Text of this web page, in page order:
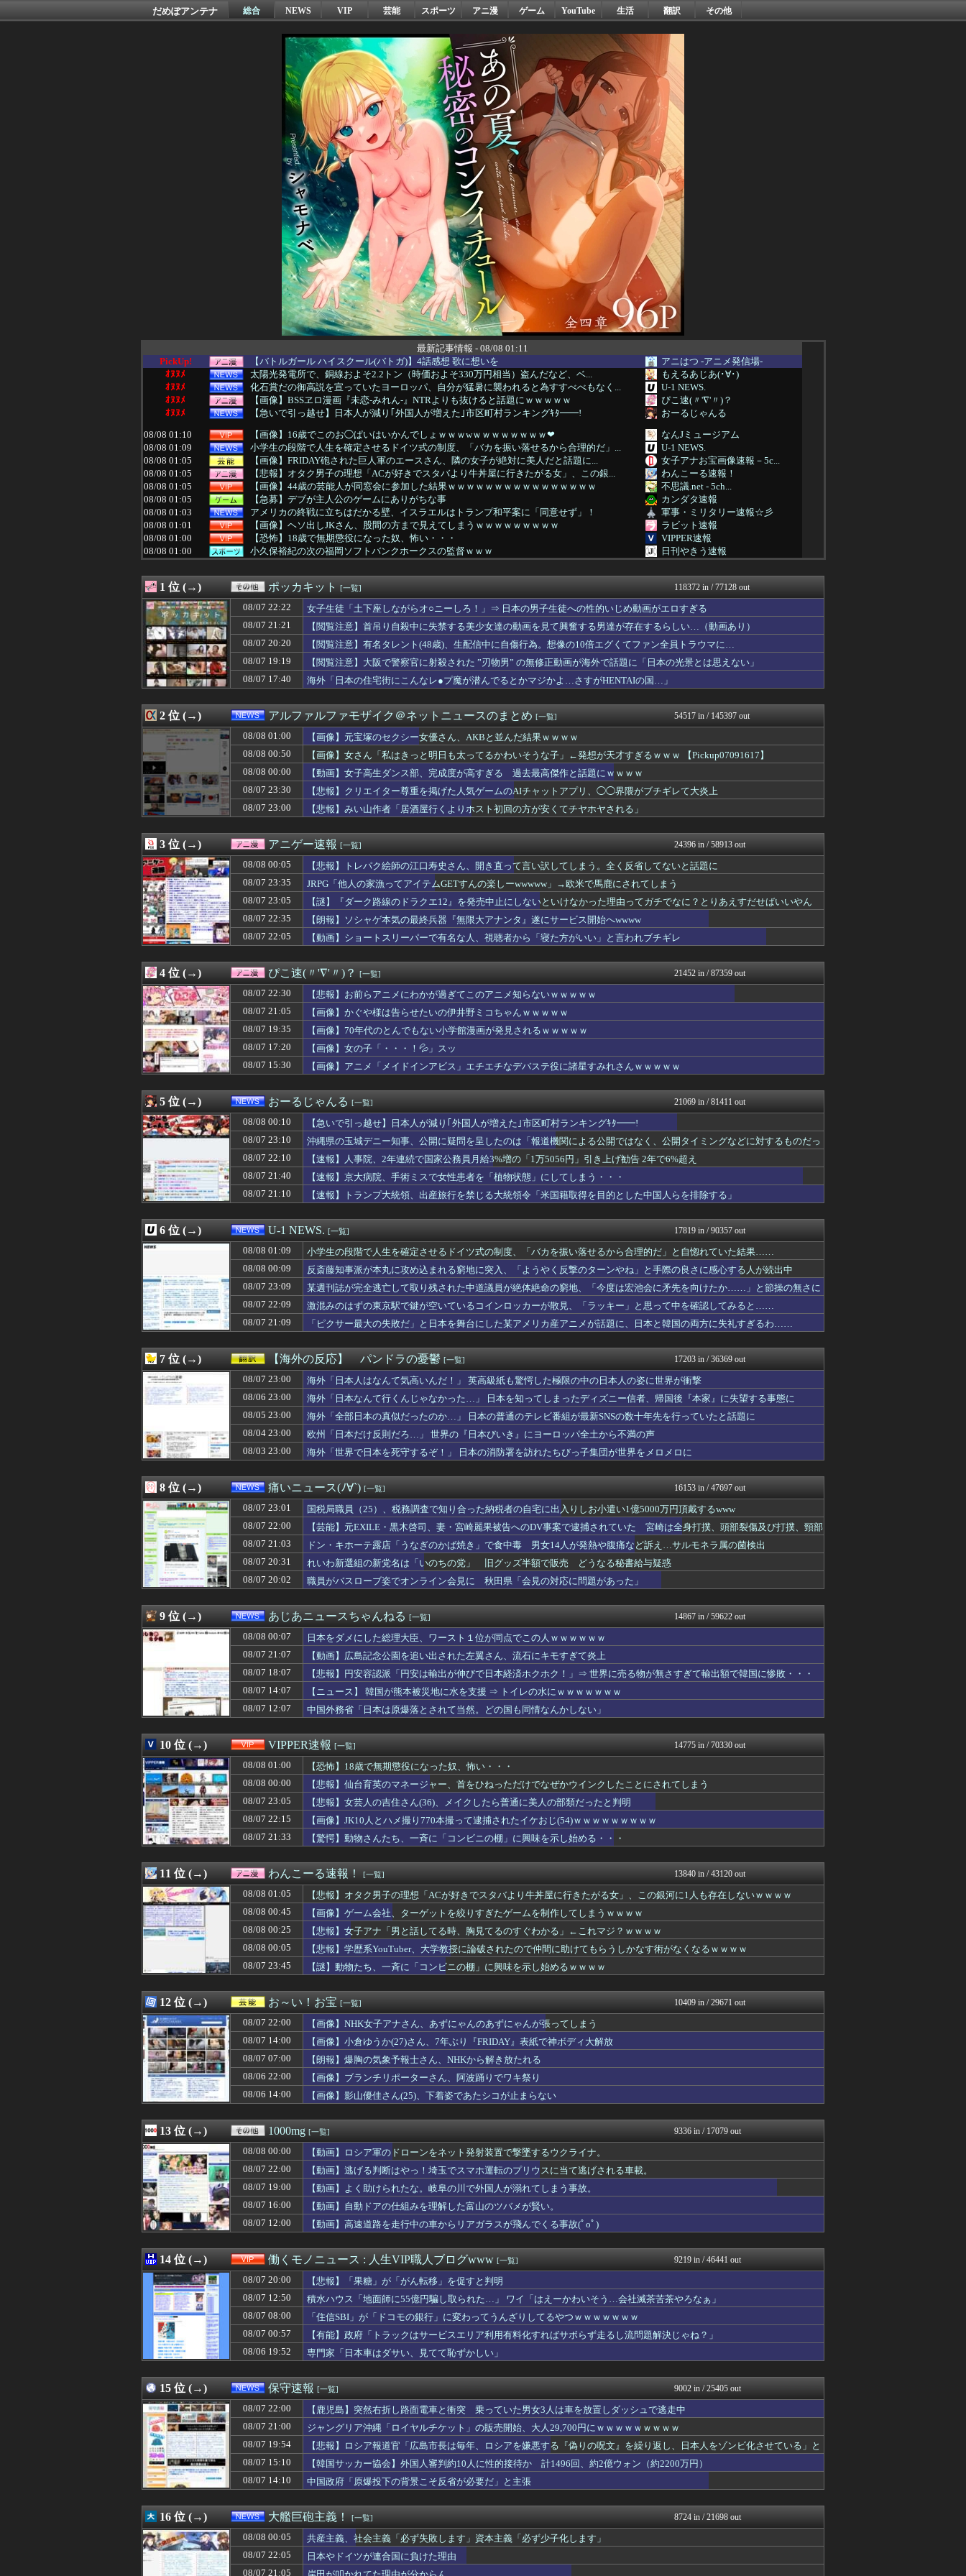
だめぽアンテナ 総合 NEWS VIP 芸能 スポーツ アニ漫 ゲーム YouTube 生活 翻訳 その他
最新記事情報 - 08/08 01:11
PickUp!
【バトルガール ハイスクール(バトガ)】4話感想 歌に想いを
アニはつ -アニメ発信場-
ｵﾇﾇﾒ
太陽光発電所で、銅線およそ2.2トン（時価およそ330万円相当）盗んだなど、ベ...
もえるあじあ(･∀･)
ｵﾇﾇﾒ
化石賞だの御高説を宣っていたヨーロッパ、自分が猛暑に襲われると為すすべべもなく...
U-1 NEWS.
ｵﾇﾇﾒ
【画像】BSSヱロ漫画『未恋-みれん-』NTRよりも抜けると話題にｗｗｗｗｗ
ぴこ速(〃'∇'〃)？
ｵﾇﾇﾒ
【急いで引っ越せ】日本人が減り｢外国人が増えた｣市区町村ランキングｷﾀ━━!
おーるじゃんる
08/08 01:10
【画像】16歳でこのお◯ぱいはいかんでしょｗｗｗwｗｗｗｗｗｗｗｗ❤
なんJミュージアム
08/08 01:09
小学生の段階で人生を確定させるドイツ式の制度、「バカを振い落せるから合理的だ」...
U-1 NEWS.
08/08 01:05
【画像】FRIDAY砲された巨人軍のエースさん、隣の女子が絶対に美人だと話題に...
女子アナお宝画像速報－5c...
08/08 01:05
【悲報】オタク男子の理想「ACが好きでスタバより牛丼屋に行きたがる女」、この銀...
わんこーる速報！
08/08 01:05
【画像】44歳の芸能人が同窓会に参加した結果ｗｗｗｗｗｗｗｗｗｗｗｗｗｗｗｗ
不思議.net - 5ch...
08/08 01:05
【急募】デブが主人公のゲームにありがちな事
カンダタ速報
08/08 01:03
アメリカの終戦に立ちはだかる壁、イスラエルはトランプ和平案に「同意せず」！
軍事・ミリタリー速報☆彡
08/08 01:01
【画像】ヘソ出しJKさん、股間の方まで見えてしまうｗｗｗｗｗｗｗｗｗ
ラビット速報
08/08 01:00
【恐怖】18歳で無期懲役になった奴、怖い・・・
VIPPER速報
08/08 01:00
小久保裕紀の次の福岡ソフトバンクホークスの監督ｗｗｗ
日刊やきう速報
08/08 01:00
【遊戯王OCG情報】UTILITY SELECTION収録『聖王女ローズパメラ...
スターライト速報 -遊戯王...
08/08 01:00
【画像】思わず保存したくなる「笑える画像・最高な画像」貼っていけｗｗｗｗｗ
哲学ニュースnwk
08/08 01:00
【ドイツ】ワークはハードだよ【ポーランドボール】
ポーランドボール 翻訳
08/08 01:00
西野七瀬ちゃんのクサそうな脇、大変なことになってるって...
乃木通 乃木坂46櫻坂46...
08/08 01:00
【画像】元宝塚のセクシー女優さん、AKBと並んだ結果ｗｗｗｗ
アルファルファモザイク＠ネ...
08/08 01:00
子供ができなかった姉に、双子の片方を姉夫婦に養子に出した。すると、養子に出した...
かぞくちゃんねる
08/08 01:00
韓国人「今こそ買う時！」コスピ7400ポイント以下は押し目買いの好機と話題に
韓国ニュース反応まとめ
08/08 01:00
【ラブライブ！】みらぱラジオ、ガチホモ
コンテンツ・声優 | ラブ...
08/08 01:00
超人気VチューバーのTシャツ、ギリ普段使用できる感じだな
ゲーム実況者速報＠YouT...
08/08 00:58
【NBA】2007年の優勝チームを決定づけたプレーがこれ
バスケまとめ・COM
08/08 00:57
DVDを借りてきたら店員のミスでロックがかかったままだった。夫が店にネチネチ嫌...
基地沢直樹-復讐・修羅場・...
08/08 00:57
耳の聞こえが悪い方（日常の工夫）
08/08 00:55
お盆の帰省は、妻が「新幹線のほうが楽」と譲りません。東京から大阪まで家族4人だ...
国難にあってもの申す！！
08/08 00:50
【画像】NHK 飯尾夏帆アナが爆乳を熊本で見せつけてしまう ※gifあり
アナ速‐女子アナ画像速報
08/08 00:50
【画像】女さん「私はきっと明日も太ってるかわいそうな子」←発想が天才すぎるｗｗ...
08/08 00:50
【動画】K-POPアイドルさん、生配信中にメンバー達にチクビを弄られてしまう
もみあげチャ～シュ～
08/08 00:50
【画像】これはデカすぎ！Gバスト美女の正体がぼる塾説ｗｗｗｗ
GOSSIP速報
08/08 00:48
【海外の反応】アルゼンチン協会、FIFA会長に断固たる支持を表明「隠す気もない...
08/08 00:45
韓国人「熊本地震で見る日本の土木技術の完全勝利をご覧ください」→「これはすごい...
海外の反応 お隣速報
08/08 00:45
【画像】ゲーム会社、ターゲットを絞りすぎたゲームを制作してしまうｗｗｗｗ
わんこーる速報！
08/08 00:42
海外「日本国民は怒るべきだな」日本の国税職員が脱税した金額に海外びっくり仰天！...
海外のお前ら 海外の反応
08/08 00:40
【画像】風俗でこうゆう嬢を指名した時の当たり率ｗｗｗｗｗｗｗｗｗｗｗ
なんJミュージアム
08/08 00:39
最近彼氏にムカついた事
婚外ちゃんねる
08/08 00:39
姉が某国人と結婚したんだけど「日本で生まれた女のくせに外国人と結婚しやがった」...
基地沢直樹-復讐・修羅場・...
08/08 00:35
【甲子園】青森山田が暑さ対策でユニ一新 ボタン廃止でTシャツ素材ｗｗｗ
スコールちゃんねる｜２ちゃ...
08/08 00:35
8月7日 ロッテ２－６オリックス 先発廣池が6回5失点、初回先制許し安田の一発...
まとめロッテ！
08/08 00:34
スーパーの裏でヤニ吸うふたりとかいうアニメ、面白い
おたくみくす 声優まとめ
08/08 00:34
【動画】喧嘩上級者、あまりにも落ち着きすぎているwwwwwwww
筋肉速報
08/08 00:33
【ｼｺ画像】ドデカお○ぱい女さん「着痩せします。服の中はこんな感じです。。。。...
えっ!?またここのサイト?
08/08 00:32
ある日急に似合わなくなった服
08/08 00:31
【動画】移民受け入れ派のパヨおば、自分の家に来られたら全力で拒否るｗｗｗｗｗｗ...
まとめたニュース
08/08 00:31
韓国人「実は意外に日本が市場を独占している産業がこちら・・・」
08/08 00:31
【小ネタ・画像】イギリスの武ルメファンの痛バッグｗｗｗ 他ウマ娘・競馬小ネタま...
08/08 00:30
今の時期 河口で釣れる美味い魚教えて
08/08 00:30
【FEH】リークによるとうおおお万紫は重厚なストーリー！これは期待できるな！(...
ルフレch. - ファイア...
08/08 00:30
韓国サッカー協会、外国人審判員に性的接待ｗｗｗｗ
キニ速
08/08 00:30
【原神】瑞希がポンポン30～50万ダメ出し続けてるの頭おかしくなるで
原神速報 | GENSHI...
08/08 00:30
過給なしで420ps。しかもL型エンジン…このS31Zいくらかかってるんだ… ...
あらまめ2ch
08/08 00:30
『ウィッチャー3』って今やっても面白い？
08/08 00:30
【サッカー】J1岡山、ホーム開幕戦チケット完売を発表 24年から31試合連続で...
フットボール速報
【モンハンサンブレイク】ライズで上位★７まできたけどここから一気にゲーム難易度...
モンハンまとめ速報【モンハ...
08/08 00:30
【悲報】長瀬智也さん、現在の流行りと真逆でも格好良すぎると話題にｗｗｗ
GOSSIP速報
08/08 00:29
ドラクエのゼシカとかいう人気キャラｗｗｗｗ
08/08 00:26
【日向坂46】坂井新奈、単独で外番組初出演ｷﾀ━(ﾟ∀ﾟ)━!!!!
日向坂46まとめ速報
08/08 00:25
【悲報】女に手を出したら人生詰んだｗｗｗｗｗｗｗｗｗｗwwww
バズッター速報
08/08 00:25
【悲報】女子アナ「男と話してる時、胸見てるのすぐわかる」←これマジ？ｗｗｗｗ
08/08 00:25
【勝ち】DeNAファン集合
ベイスターズ速報＠なんJ
08/08 00:25
「ガンダムW」に一人クソダサい機体がいるよな
ゲーム魔人
何回見ても面白い映画
なんJやきう関係ない部@お...
08/08 00:20
【動画】JKさん、友達にスカートをめくられてパ◯ツ丸見えになってしまうｗｗｗw...
なんJミュージアム
08/08 00:19
【画像】ほぼ全裸なドスケベコスプレイヤーの身体がエロすぎるｗｗｗ
じわ速 芸能ニュースまとめ
08/08 00:19
与田ちゃん、プールで泳いでる姿を公開！！！【元乃木坂46】
坂道情報通～乃木坂46まと...
08/08 00:18
美味しい洋食屋教えて
婚外ちゃんねる
08/08 00:18
朝から嫁がやらかした。嫁「朝ごはんです」俺「テーブルにありませんね」嫁「これは...
基地沢直樹-復讐・修羅場・...
08/08 00:15
【画像】台湾女子「パイスラッシュ///」
まとめCUP
08/08 00:13
京大病院､脳腫瘍手術で｢正常な組織｣を誤って摘出する手術ミス 通常の生活送って...
08/08 00:12
嫁の動きが怪しい。子供を保育園に送迎して家に戻らず誰かとコーヒーを飲んでる
浮気ちゃんねる
08/08 00:12
【FF14】ケテンラムさん、ルガディンにしては寿命が長すぎる。考察勢「公開設定...
馬鳥速報
08/08 00:12
【悲報】リュウジ氏、冷やし中華を完全否定した『理由』、ガチでヤバイ・・・・・・
NEWSまとめもりー｜2c...
ショートスリーパー「寝たほうがいいよ」の一言にブチギレｗｗｗｗｗ（動画あり）
mashlife通信
08/08 00:10
【画像】昔の2時間ドラマがスゴイ、セクシー女優のナマ乳をモロ流し
08/08 00:10
【移民】2025年、日本人が減り「外国人が増えた」市区町村ランキング…5位は埼...
結婚・恋愛ニュースぷらす
08/08 00:10
【悲報】ハゲ隠しのドライヤー不要論がなんGで大盛り上がりｗｗｗｗ
GOSSIP速報
08/08 00:09
篠笛やってみたくて近場の教室に入ったけど笑っちゃうほど音が出ない
おうち速報
08/08 00:09
【動画あり】ミスイタリア地方予選、黒人女性が優勝し炎上
08/08 00:09
【画像】B型作業所の時給、ガチで奴隷すぎる
ぶる速-VIP
08/08 00:09
反斎藤知事派が本丸に攻め込まれる窮地に突入、「ようやく反撃のターンやね」と手際...
U-1 NEWS.
08/08 00:07
日本をダメにした総理大臣、ワースト１位が同点でこの人ｗｗｗｗｗｗ
あじあニュースちゃんねる
08/08 00:07
【驚愕】J1岡山、ホーム開幕戦チケット完売を発表、24年から31試合連続ｗｗｗ...
【サッカー まとめ】サカラ...
08/08 00:07
『これ描いて死ね』6話感想 初コミティア完売おめでとう！
ああ言えばForYou
08/08 00:06
【ウマ娘】海外のファンアートからしか得られない栄養素がある。←「おデジ以外味付...
ウマ娘まとめ速報うまろぐ
08/08 00:06
女の子が私のオニオンリングを勝手に掴んで泣き出した。その時に私を心配した店員を...
修羅場ライフ速報
08/08 00:05
共産主義、社会主義「必ず失敗します」資本主義「必ず少子化します」
大艦巨砲主義！
08/08 00:05
【悲報】「HUNTER×HUNTER」のビヨンド=ネテロさん、何か思ってた奴と...
最強ジャンプ放送局
08/08 00:05
【悲報】トレパク絵師の江口寿史さん、開き直って言い訳してしまう。全く反省してな...
【悲報】学歴系YouTuber、大学教授に論破されたので仲間に助けてもらうしか...
【驚愕】性行為をしない『友情結婚』をした夫婦、こうなる⇒･･･！！！
不思議.net - 5ch...
08/08 00:05
【愕然】ワイ、借金300万円を5年かけて完済した結果とんでもないことになる・・...
今日速2ch
08/08 00:05
33歳くらいから太ったせいか加齢で＊が緩んだのかチョビッと漏れるようになった
08/08 00:04
【生成AI漫画】新ヒロイン「銭子」追加記念、カラオケ懇親パーティー
モナニュース
08/08 00:04
“エンジェルボディ”江籠裕奈、美白ヒップがエッチすぎるwwwwww最新水着グラ...
もきゅ速(*´ω`*)人(...
08/08 00:03
税務署員1億円超脱税疑い 詐取金で競艇か、国税当局
かせまと！
08/08 00:03
婚約者との喧嘩を元同僚に相談したら「俺のときは散々ダメ出ししといて、その人が言...
修羅の華-家庭・生活まとめ
08/08 00:03
【悲報】これからのオープンワールドゲームにガチで必要な要素がコレｗｗｗｗ
08/08 00:03
【動画】福岡天神駅、とんでもない構内アナウンスが流れたと話題にｗｗｗ
あぁ^～こころがぴょんぴょ...
08/08 00:03
【動画像】女の子「ウエスト？・・・60㎝だよ！」
まにゅそく 2chまとめニ...
08/08 00:02
switch2版『Lies of P』、メタスコア86でゲーフリ新作を粉砕
08/08 00:02
無双するガンダムって意外といないよね
08/08 00:02
6月以降のヤクルトスワローズ 13勝33敗
フィルダースチョイス
08/08 00:01
【ウマ娘】南武線通勤してる一流トレーナーをキングと一緒に見ていく
うまぴょいチャンネル -ウ...
08/08 00:01
【朗報】NGT48 12thシングル10月28日発売！2025年6月の「希望列...
AKB48タイムズ（AKB...
08/08 00:01
ASDなんやが『冗談』とか『社交辞令』がマジでわからなくて怖い
凹凸ちゃんねる 発達障害・...
08/08 00:01
PCパーツ高すぎて自作する人減ってるよな
PCパーツまとめ
08/08 00:00
Wフリン相手にフラれた。口実を作って1人でネカフェで号泣してる。明日は三者面談...
08/08 00:00
8/7中日”マスター一打逆転勝利4連勝5位キープ”祝勝会
竜速（りゅうそく）
08/08 00:00
#韓国記事翻訳 『超先進国！韓国国民様、真昼のソウルのど真ん中で●●！』、『い...
【悲報】仙台育英のマネージャー、首をひねっただけでなぜかウインクしたことにされ...
VIPPER速報
【ウマ娘】ジェンティル「そろそろ狩るわ...♥」
08/08 00:00
日本人女性インフルエンサー、ライブ配信中に自殺
マジキチ速報
08/08 00:00
ジャンポケ斉藤さん、たった一度のフ●ラチオで全てを失ってしまう
ネラーボイス
08/08 00:00
冷やし中華と冷麺一緒にするやつなんなん？
明日は何を食べようか
08/08 00:00
宮崎駿「心の穴を埋めるために、交配を重ねた毛虫みたいな小さな犬を連れてる人、本...
08/08 00:00
妊娠のフィリピン人技能実習生に帰国迫る 「権利を侵害」監理団体などに314万円...
08/08 00:00
トメ「旅行中はウトと孫のお世話お願いね」私「え？」夫「それくらいやってやれよ」...
素敵な鬼女様
08/08 00:00
【動画】ロシア軍のドローンをネット発射装置で撃墜するウクライナ。
1000mg
08/08 00:00
【遊戯王情報】Yu-Gi-Oh! CARD GAME THE CHRONICL...
08/08 00:00
加藤純一さん、ニコニコ老人会の同接がとんでもないことにｗｗｗｗｗｗｗｗｗｗ
08/08 00:00
44歳バツイチなんだが、仕事が長続きしません。突然仕事に行くのが嫌になって.....
かぞくちゃんねる
08/08 00:00
【グラブル】カイムとテレサでだいぶソロモナスのノリ違うって本当？
ミニゴブ速報 ～グラブルま...
08/08 00:00
【動画】女子高生ダンス部、完成度が高すぎる 過去最高傑作と話題にｗｗｗｗ
アルファルファモザイク＠ネ...
08/08 00:00
【超悲報】Z新入社員、意地でも9月の社員旅行の計画をやらないｗｗｗ
08/08 00:00
松尾美佑ちゃんの健康的な美ワキ、大変なことになってるって...
08/08 00:00
沖縄尚学のチアがインタビューを受ける姿が可愛いと話題に（※動画あり）
ラビット速報
08/08 00:00
【画像あり】居酒屋「6人で長居して会計4939円！喋りたいだけなら公園に行って...
投資ちゃんねる
08/08 00:00
旧アニメ版「X-MEN」の日本版OP、これOP詐欺じゃない？
08/08 00:00
【ラブライブ！】【画像】神田明神納涼祭りの青山なぎささん【Liella!】
08/08 00:00
姑「子供いないんだから月2万くらい出せるでしょ」私「え？将来のために貯めている...
鬼女はみた -修羅場・恋愛...
08/08 00:00
漫画ゲームアニメで史上最低の後付け
ゆるゲーマー遅報
08/08 00:00
【批判】ラノベ作家（52）「新作ラブコメ書いたぞ！ｗ」X民「いい歳こいてラブコ...
キニ速
08/08 00:00
高市首相、秋の内閣改造で目論む「麻生支配からの脱却」…茂木敏充氏も小林鷹之氏も...
黒マッチョニュース
08/08 00:00
【イオンモール熊本爆発】なぜ再入館できた？ハビタ幹部は「モール職員は引き止めな...
08/08 00:00
【艦これ】そもそも深海ってなんか悪いことしたの
あ艦これ ～艦隊これくしょ...
08/08 00:00
体調が悪いタイミングで義父がやって来た。流石に家に上がらないだろと思ってたら、...
鬼女の宅配便 - 修羅場・...
08/08 00:00
元原爆資料館館長「もし可能なら修学旅行や平和学習の小学生に腐敗した遺体の臭いを...
ゴタゴタシタニュース
08/08 00:00
ロックスター、GTA6のトレーラーをNetflixで先行公開wwwwwwwww...
Y速報
08/08 00:00
友人「昼はいつも近所のファミレスで、そこの店員にバカにされるようになった」俺「...
08/08 00:00
コトメ「父親役をお願い。うちの子がパパって呼んでもいいよね？」旦那「それは無理...
修羅場ハザード -復讐・D...
08/08 00:00
韓国人「メキシコを倒してベスト16へ行こう！」W杯応援で光化門広場が熱狂！ 韓国ニュース反応まとめ
1 位 (→) ポッカキット [一覧] 118372 in / 77128 out
08/07 22:22
女子生徒「土下座しながらオ○ニーしろ！」⇒ 日本の男子生徒への性的いじめ動画がエロすぎる
08/07 21:21
【閲覧注意】首吊り自殺中に失禁する美少女達の動画を見て興奮する男達が存在するらしい…（動画あり）
08/07 20:20
【閲覧注意】有名タレント(48歳)、生配信中に自傷行為。想像の10倍エグくてファン全員トラウマに…
08/07 19:19
【閲覧注意】大阪で警察官に射殺された ”刃物男” の無修正動画が海外で話題に「日本の光景とは思えない」
08/07 17:40
海外「日本の住宅街にこんなレ●プ魔が潜んでるとかマジかよ…さすがHENTAIの国…」
2 位 (→) アルファルファモザイク＠ネットニュースのまとめ [一覧] 54517 in / 145397 out
08/08 01:00
【画像】元宝塚のセクシー女優さん、AKBと並んだ結果ｗｗｗｗ
08/08 00:50
【画像】女さん「私はきっと明日も太ってるかわいそうな子」←発想が天才すぎるｗｗｗ 【Pickup07091617】
08/08 00:00
【動画】女子高生ダンス部、完成度が高すぎる 過去最高傑作と話題にｗｗｗｗ
08/07 23:30
【悲報】クリエイター尊重を掲げた人気ゲームのAIチャットアプリ、◯◯界隈がブチギレて大炎上
08/07 23:00
【悲報】みい山作者「居酒屋行くよりホスト初回の方が安くてチヤホヤされる」
3 位 (→) アニゲー速報 [一覧] 24396 in / 58913 out
08/08 00:05
【悲報】トレパク絵師の江口寿史さん、開き直って言い訳してしまう。全く反省してないと話題に
08/07 23:35
JRPG「他人の家漁ってアイテムGETすんの楽しーwwwww」→欧米で馬鹿にされてしまう
08/07 23:05
【謎】『ダーク路線のドラクエ12』を発売中止にしないといけなかった理由ってガチでなに？とりあえすだせばいいやん
08/07 22:35
【朗報】ソシャゲ本気の最終兵器『無限大アナンタ』遂にサービス開始へwwww
08/07 22:05
【動画】ショートスリーパーで有名な人、視聴者から「寝た方がいい」と言われブチギレ
4 位 (→) ぴこ速(〃'∇'〃)？ [一覧] 21452 in / 87359 out
08/07 22:30
【悲報】お前らアニメにわかが過ぎてこのアニメ知らないｗｗｗｗｗ
08/07 21:05
【画像】かぐや様は告らせたいの伊井野ミコちゃんｗｗｗｗｗ
08/07 19:35
【画像】70年代のとんでもない小学館漫画が発見されるｗｗｗｗｗ
08/07 17:20
【画像】女の子「・・・！💦」スッ
08/07 15:30
【画像】アニメ「メイドインアビス」エチエチなデバステ役に諸星すみれさんｗｗｗｗｗ
5 位 (→) おーるじゃんる [一覧] 21069 in / 81411 out
08/08 00:10
【急いで引っ越せ】日本人が減り｢外国人が増えた｣市区町村ランキングｷﾀ━━!
08/07 23:10
沖縄県の玉城デニー知事、公開に疑問を呈したのは「報道機関による公開ではなく、公開タイミングなどに対するものだっ
た」とよくわからない説明
08/07 22:10
【速報】人事院、2年連続で国家公務員月給3%増の「1万5056円」引き上げ勧告 2年で6%超え
08/07 21:40
【速報】京大病院、手術ミスで女性患者を「植物状態」にしてしまう・・・
08/07 21:10
【速報】トランプ大統領、出産旅行を禁じる大統領令「米国籍取得を目的とした中国人らを排除する」
6 位 (→) U-1 NEWS. [一覧] 17819 in / 90357 out
08/08 01:09
小学生の段階で人生を確定させるドイツ式の制度、「バカを振い落せるから合理的だ」と自惚れていた結果……
08/08 00:09
反斎藤知事派が本丸に攻め込まれる窮地に突入、「ようやく反撃のターンやね」と手際の良さに感心する人が続出中
08/07 23:09
某週刊誌が完全逃亡して取り残された中道議員が絶体絶命の窮地、「今度は宏池会に矛先を向けたか……」と節操の無さに
呆れる人が続出
08/07 22:09
激混みのはずの東京駅で鍵が空いているコインロッカーが散見、「ラッキー」と思って中を確認してみると……
08/07 21:09
「ピクサー最大の失敗だ」と日本を舞台にした某アメリカ産アニメが話題に、日本と韓国の両方に失礼すぎるわ……
7 位 (→) 【海外の反応】 パンドラの憂鬱 [一覧] 17203 in / 36369 out
08/07 23:00
海外「日本人はなんて気高いんだ！」 英高級紙も驚愕した極限の中の日本人の姿に世界が衝撃
08/06 23:00
海外「日本なんて行くんじゃなかった…」 日本を知ってしまったディズニー信者、帰国後『本家』に失望する事態に
08/05 23:00
海外「全部日本の真似だったのか…」 日本の普通のテレビ番組が最新SNSの数十年先を行っていたと話題に
08/04 23:00
欧州「日本だけ反則だろ…」 世界の『日本びいき』にヨーロッパ全土から不満の声
08/03 23:00
海外「世界で日本を死守するぞ！」 日本の消防署を訪れたちびっ子集団が世界をメロメロに
8 位 (→) 痛いニュース(ﾉ∀`) [一覧] 16153 in / 47697 out
08/07 23:01
国税局職員（25）、税務調査で知り合った納税者の自宅に出入りしお小遣い1億5000万円頂戴するwww
08/07 22:00
【芸能】元EXILE・黒木啓司、妻・宮崎麗果被告へのDV事案で逮捕されていた 宮崎は全身打撲、頭部裂傷及び打撲、頸部
損傷の怪我
08/07 21:03
ドン・キホーテ露店「うなぎのかば焼き」で食中毒 男女14人が発熱や腹痛など訴え…サルモネラ属の菌検出
08/07 20:31
れいわ新選組の新党名は「いのちの党」 旧グッズ半額で販売 どうなる秘書給与疑惑
08/07 20:02
職員がバスローブ姿でオンライン会見に 秋田県「会見の対応に問題があった」
9 位 (→) あじあニュースちゃんねる [一覧] 14867 in / 59622 out
08/08 00:07
日本をダメにした総理大臣、ワースト１位が同点でこの人ｗｗｗｗｗｗ
08/07 21:07
【動画】広島記念公園を追い出された左翼さん、流石にキモすぎて炎上
08/07 18:07
【悲報】円安容認派「円安は輸出が伸びで日本経済ホクホク！」⇒ 世界に売る物が無さすぎて輸出額で韓国に惨敗・・・
08/07 14:07
【ニュース】 韓国が熊本被災地に水を支援 ⇒ トイレの水にｗｗｗｗｗｗｗ
08/07 12:07
中国外務省「日本は原爆落とされて当然。どの国も同情なんかしない」
10 位 (→) VIPPER速報 [一覧] 14775 in / 70330 out
08/08 01:00
【恐怖】18歳で無期懲役になった奴、怖い・・・
08/08 00:00
【悲報】仙台育英のマネージャー、首をひねっただけでなぜかウインクしたことにされてしまう
08/07 23:05
【悲報】女芸人の吉住さん(36)、メイクしたら普通に美人の部類だったと判明
08/07 22:15
【画像】JK10人とハメ撮り770本撮って逮捕されたイケおじ(54)ｗｗｗｗｗｗｗｗｗ
08/07 21:33
【驚愕】動物さんたち、一斉に「コンビニの棚」に興味を示し始める・・・
11 位 (→) わんこーる速報！ [一覧] 13840 in / 43120 out
08/08 01:05
【悲報】オタク男子の理想「ACが好きでスタバより牛丼屋に行きたがる女」、この銀河に1人も存在しないｗｗｗｗ
08/08 00:45
【画像】ゲーム会社、ターゲットを絞りすぎたゲームを制作してしまうｗｗｗｗ
08/08 00:25
【悲報】女子アナ「男と話してる時、胸見てるのすぐわかる」←これマジ？ｗｗｗｗ
08/08 00:05
【悲報】学歴系YouTuber、大学教授に論破されたので仲間に助けてもらうしかなす術がなくなるｗｗｗｗ
08/07 23:45
【謎】動物たち、一斉に「コンビニの棚」に興味を示し始めるｗｗｗｗ
12 位 (→) お～い！お宝 [一覧] 10409 in / 29671 out
08/07 22:00
【画像】NHK女子アナさん、あずにゃんのあずにゃんが張ってしまう
08/07 14:00
【画像】小倉ゆうか(27)さん、7年ぶり『FRIDAY』表紙で神ボディ大解放
08/07 07:00
【朗報】爆胸の気象予報士さん、NHKから解き放たれる
08/06 22:00
【画像】ブランチリポーターさん、阿波踊りでワキ祭り
08/06 14:00
【画像】影山優佳さん(25)、下着姿であたシコが止まらない
13 位 (→) 1000mg [一覧] 9336 in / 17079 out
08/08 00:00
【動画】ロシア軍のドローンをネット発射装置で撃墜するウクライナ。
08/07 22:00
【動画】逃げる判断はやっ！埼玉でスマホ運転のプリウスに当て逃げされる車載。
08/07 19:00
【動画】よく助けられたな。岐阜の川で外国人が溺れてしまう事故。
08/07 16:00
【動画】自動ドアの仕組みを理解した富山のツバメが賢い。
08/07 12:00
【動画】高速道路を走行中の車からリアガラスが飛んでくる事故(ﾟoﾟ)
14 位 (→) 働くモノニュース : 人生VIP職人ブログwww [一覧] 9219 in / 46441 out
08/07 20:00
【悲報】「果糖」が「がん転移」を促すと判明
08/07 12:50
積水ハウス「地面師に55億円騙し取られた…」 ワイ「はえーかわいそう…会社滅茶苦茶やろなぁ」
08/07 08:00
「住信SBI」が「ドコモの銀行」に変わってうんざりしてるやつｗｗｗｗｗｗｗ
08/07 00:57
【有能】政府「トラックはサービスエリア利用有料化すればサボらず走るし流問題解決じゃね？」
08/06 19:52
専門家「日本車はダサい、見てて恥ずかしい」
15 位 (→) 保守速報 [一覧] 9002 in / 25405 out
08/07 22:00
【鹿児島】突然右折し路面電車と衝突 乗っていた男女3人は車を放置しダッシュで逃走中
08/07 21:00
ジャングリア沖縄「ロイヤルチケット」の販売開始、大人29,700円にｗｗｗｗｗｗｗｗｗ
08/07 19:54
【悲報】ロシア報道官「広島市長は毎年、ロシアを嫌悪する『偽りの呪文』を繰り返し、日本人をゾンビ化させている」と
主張
08/07 15:10
【韓国サッカー協会】外国人審判約10人に性的接待か 計1496回、約2億ウォン（約2200万円）
08/07 14:10
中国政府「原爆投下の背景こそ反省が必要だ」と主張
16 位 (→) 大艦巨砲主義！ [一覧] 8724 in / 21698 out
08/08 00:05
共産主義、社会主義「必ず失敗します」資本主義「必ず少子化します」
08/07 22:05
日本やドイツが連合国に負けた理由
08/07 21:05